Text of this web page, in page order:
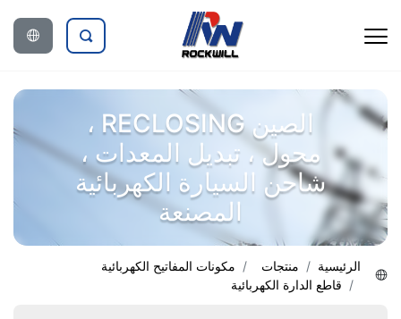
الصين RECLOSING ،
محول ، تبديل المعدات ،
شاحن السيارة الكهربائية
المصنعة
الرئيسية منتجات
مكونات المفاتيح الكهربائية
قاطع الدارة الكهربائية